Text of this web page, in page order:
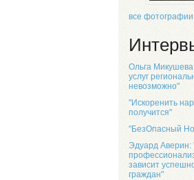
все фотографии
Ольга
услуг
невозможно"
"Искоренить
получится"
"БезОпасный
Эдуард Аверин:
зависит
граждан"